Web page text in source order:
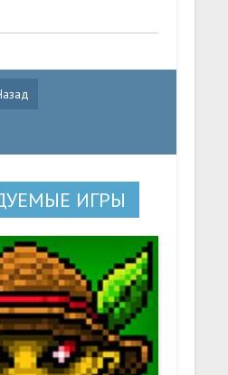
ИГРЫ